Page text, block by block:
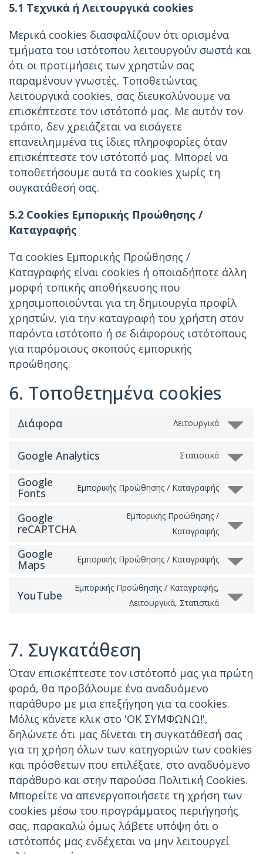
5.1 Τεχνικά ή Λειτουργικά cookies
Μερικά cookies διασφαλίζουν ότι ορισμένα
τμήματα του ιστότοπου λειτουργούν σωστά και
ότι οι προτιμήσεις των χρηστών σας
παραμένουν γνωστές. Τοποθετώντας
λειτουργικά cookies, σας διευκολύνουμε να
επισκέπτεστε τον ιστότοπό μας. Με αυτόν τον
τρόπο, δεν χρειάζεται να εισάγετε
επανειλημμένα τις ίδιες πληροφορίες όταν
επισκέπτεστε τον ιστότοπό μας. Μπορεί να
τοποθετήσουμε αυτά τα cookies χωρίς τη
συγκατάθεσή σας.
5.2 Cookies Εμπορικής Προώθησης /
Καταγραφής
Τα cookies Εμπορικής Προώθησης /
Καταγραφής είναι cookies ή οποιαδήποτε άλλη
μορφή τοπικής αποθήκευσης που
χρησιμοποιούνται για τη δημιουργία προφίλ
χρηστών, για την καταγραφή του χρήστη στον
παρόντα ιστότοπο ή σε διάφορους ιστότοπους
για παρόμοιους σκοπούς εμπορικής
προώθησης.
6. Τοποθετημένα cookies
Διάφορα Λειτουργικά
Google Analytics Στατιστικά
Google
Fonts Εμπορικής Προώθησης / Καταγραφής
Google
reCAPTCHA
Εμπορικής Προώθησης /
Καταγραφής
Google
Maps Εμπορικής Προώθησης / Καταγραφής
YouTube
Εμπορικής Προώθησης / Καταγραφής,
Λειτουργικά, Στατιστικά
7. Συγκατάθεση
Όταν επισκέπτεστε τον ιστότοπό μας για πρώτη
φορά, θα προβάλουμε ένα αναδυόμενο
παράθυρο με μια επεξήγηση για τα cookies.
Μόλις κάνετε κλικ στο 'OK ΣΥΜΦΩΝΩ!',
δηλώνετε ότι μας δίνεται τη συγκατάθεσή σας
για τη χρήση όλων των κατηγοριών των cookies
και πρόσθετων που επιλέξατε, στο αναδυόμενο
παράθυρο και στην παρούσα Πολιτική Cookies.
Μπορείτε να απενεργοποιήσετε τη χρήση των
cookies μέσω του προγράμματος περιήγησής
σας, παρακαλώ όμως λάβετε υπόψη ότι ο
ιστότοπός μας ενδέχεται να μην λειτουργεί